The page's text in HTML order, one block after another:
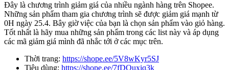
Đây là chương trình giảm giá của nhiều ngành hàng trên Shopee.
Những sản phẩm tham gia chương trình sẽ được giảm giá mạnh từ
0H ngày 25.4. Bây giờ việc của bạn là chọn sản phẩm vào giỏ hàng.
Tốt nhất là hãy mua những sản phẩm trong các list này và áp dụng
các mã giảm giá mình đã nhắc tới ở các mục trên.
Thời trang: https://shope.ee/5V8wKyr5SJ
Tiêu dùng: https://shope.ee/7fDQuxiq3k